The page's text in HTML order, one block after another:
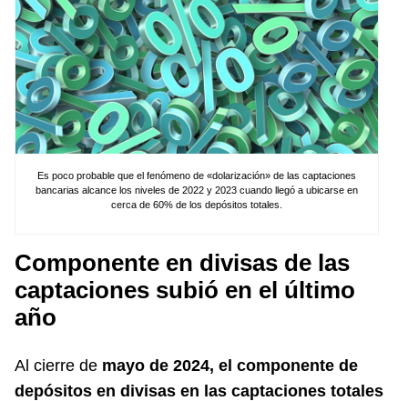
Es poco probable que el fenómeno de «dolarización» de las captaciones
bancarias alcance los niveles de 2022 y 2023 cuando llegó a ubicarse en
cerca de 60% de los depósitos totales.
Componente en divisas de las
captaciones subió en el último
año
Al cierre de mayo de 2024, el componente de
depósitos en divisas en las captaciones totales